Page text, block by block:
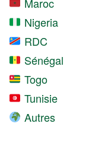
Nigeria
RDC
Sénégal
Togo
Tunisie
Autres